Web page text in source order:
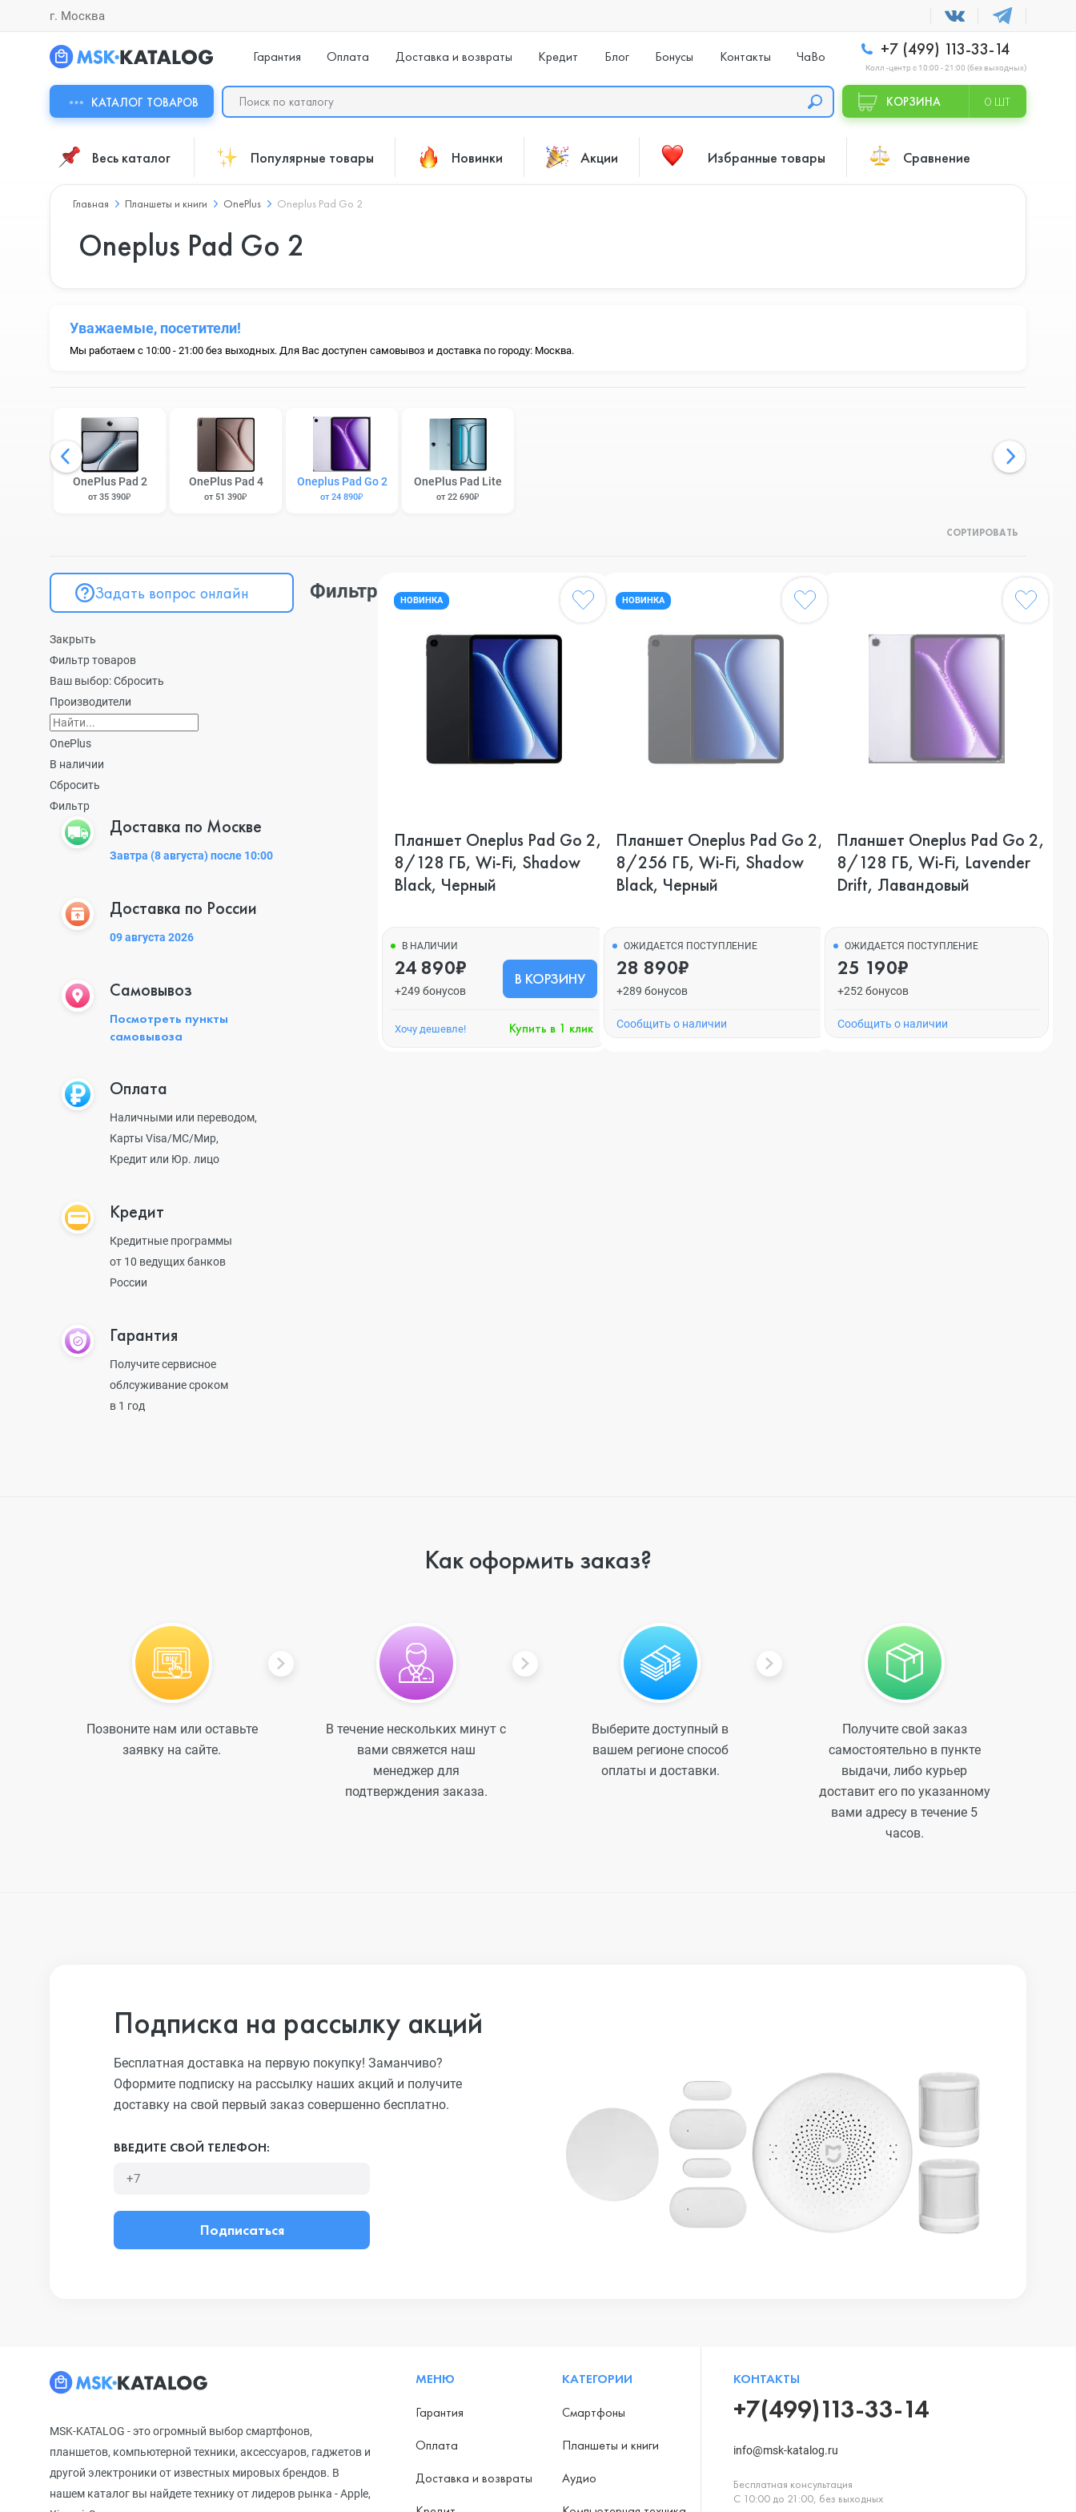
г. Москва
Гарантия Оплата Доставка и возвраты Кредит Блог Бонусы Контакты ЧаВо +7 (499) 113-33-14
Колл -центр с 10:00 - 21:00 (без выходных)
КАТАЛОГ ТОВАРОВ КОРЗИНА 0 ШТ
Весь каталог Популярные товары Новинки Акции Избранные товары Сравнение
Главная Планшеты и книги OnePlus Oneplus Pad Go 2
Oneplus Pad Go 2
Уважаемые, посетители!
Мы работаем с 10:00 - 21:00 без выходных. Для Вас доступен самовывоз и доставка по городу: Москва.
OnePlus Pad 2
от 35 390₽
OnePlus Pad 4
от 51 390₽
Oneplus Pad Go 2
от 24 890₽
OnePlus Pad Lite
от 22 690₽
СОРТИРОВАТЬ
Задать вопрос онлайн
Закрыть
Фильтр товаров
Ваш выбор:Сбросить
Производители
OnePlus
В наличии
Сбросить
Фильтр
Доставка по Москве
Завтра (8 августа) после 10:00
Доставка по России
09 августа 2026
Самовывоз
Посмотреть пункты
самовывоза
Оплата
Наличными или переводом,
Карты Visa/MC/Мир,
Кредит или Юр. лицо
Кредит
Кредитные программы
от 10 ведущих банков
России
Гарантия
Получите сервисное
облсуживание сроком
в 1 год
Фильтр НОВИНКА
Планшет Oneplus Pad Go 2,
8/128 ГБ, Wi-Fi, Shadow
Black, Черный
В НАЛИЧИИ
24 890₽
+249 бонусов
В КОРЗИНУ
Хочу дешевле! Купить в 1 клик
НОВИНКА
Планшет Oneplus Pad Go 2,
8/256 ГБ, Wi-Fi, Shadow
Black, Черный
ОЖИДАЕТСЯ ПОСТУПЛЕНИЕ
28 890₽
+289 бонусов
Cообщить о наличии
Планшет Oneplus Pad Go 2,
8/128 ГБ, Wi-Fi, Lavender
Drift, Лавандовый
ОЖИДАЕТСЯ ПОСТУПЛЕНИЕ
25 190₽
+252 бонусов
Cообщить о наличии
Как оформить заказ?
Позвоните нам или оставьте
заявку на сайте.
В течение нескольких минут с
вами свяжется наш
менеджер для
подтверждения заказа.
Выберите доступный в
вашем регионе способ
оплаты и доставки.
Получите свой заказ
самостоятельно в пункте
выдачи, либо курьер
доставит его по указанному
вами адресу в течение 5
часов.
Подписка на рассылку акций
Бесплатная доставка на первую покупку! Заманчиво?
Оформите подписку на рассылку наших акций и получите
доставку на свой первый заказ совершенно бесплатно.
ВВЕДИТЕ СВОЙ ТЕЛЕФОН:
Подписаться
MSK-KATALOG - это огромный выбор смартфонов,
планшетов, компьютерной техники, аксессуаров, гаджетов и
другой электроники от известных мировых брендов. В
нашем каталог вы найдете технику от лидеров рынка - Apple,
МЕНЮ
Гарантия
Оплата
Доставка и возвраты
КАТЕГОРИИ
Смартфоны
Планшеты и книги
Аудио
КОНТАКТЫ
+7(499)113-33-14
info@msk-katalog.ru
Бесплатная консультация
С 10:00 до 21:00, без выходных